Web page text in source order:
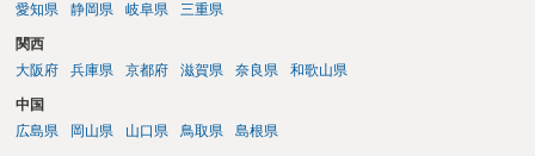
愛知県
静岡県 岐阜県 三重県
関西
大阪府
兵庫県 京都府 滋賀県 奈良県 和歌山県
中国
広島県
岡山県 山口県 鳥取県 島根県